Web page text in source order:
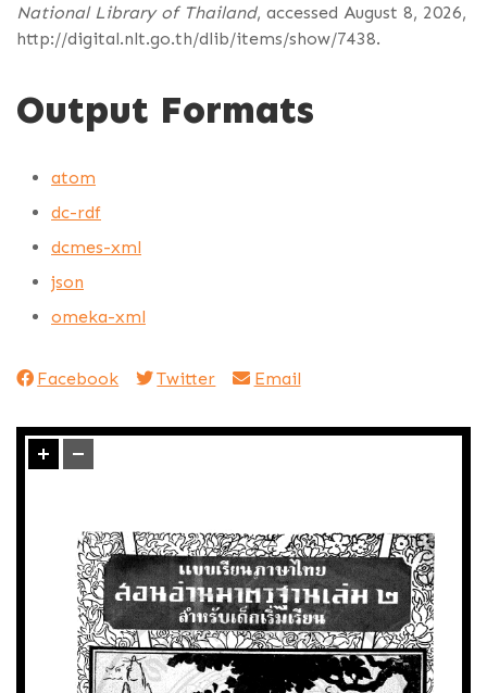
National Library of Thailand, accessed August 8, 2026,
http://digital.nlt.go.th/dlib/items/show/7438.
Output Formats
atom
dc-rdf
dcmes-xml
json
omeka-xml
Facebook Twitter Email